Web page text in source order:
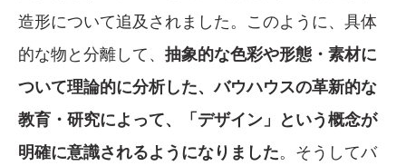
造形について追及されました。このように、具体
的な物と分離して、 抽象的な色彩や形態・素材に
ついて理論的に分析した、バウハウスの革新的な
教育・研究によって、「デザイン」という概念が
明確に意識されるようになりました。そうしてバ